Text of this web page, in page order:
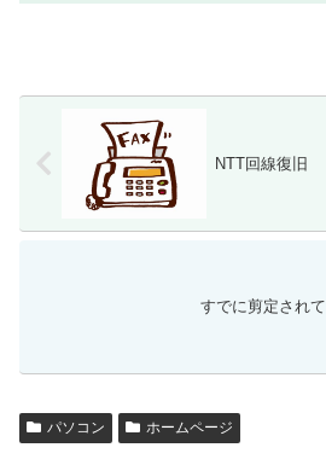
NTT回線復旧
すでに剪定されて
パソコン ホームページ